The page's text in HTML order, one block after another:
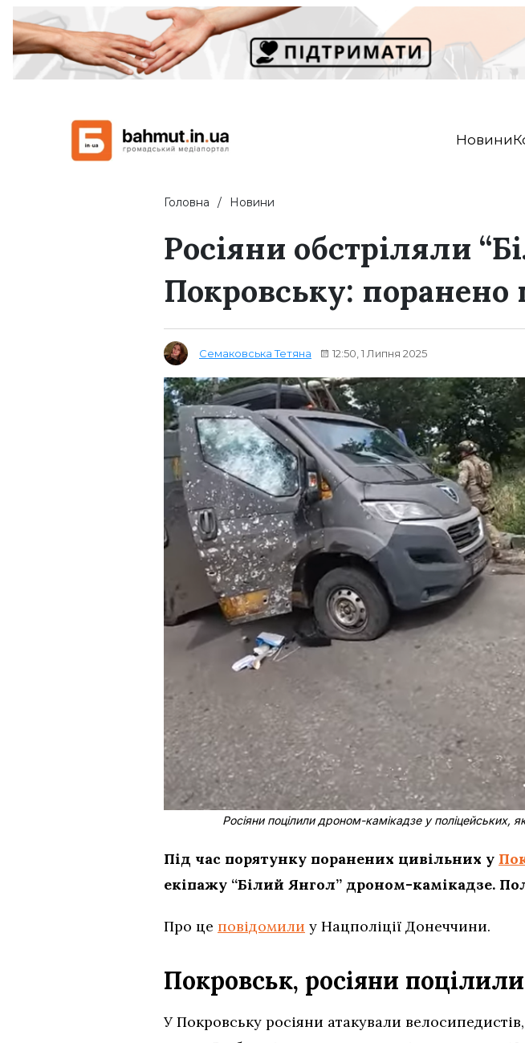
Новини
Головна Новини
Росіяни обстріляли
Покровську: поранено
Семаковська Тетяна 12:50, 1 Липня 2025
Росіяни поцілили дроном-камікадзе у поліцейських,
Під час порятунку поранених цивільних у
екіпажу “Білий Янгол” дроном-камікадзе.
Про це повідомили у Нацполіції Донеччини.
Покровськ, росіяни
У Покровську росіяни атакували